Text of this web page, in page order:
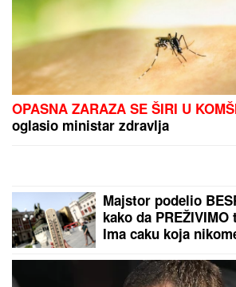
Ovo niko nije
stvar pred revanš